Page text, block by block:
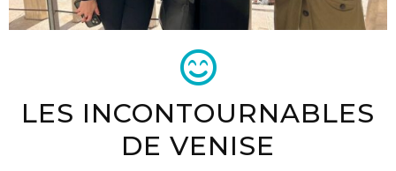
LES INCONTOURNABLES
DE VENISE